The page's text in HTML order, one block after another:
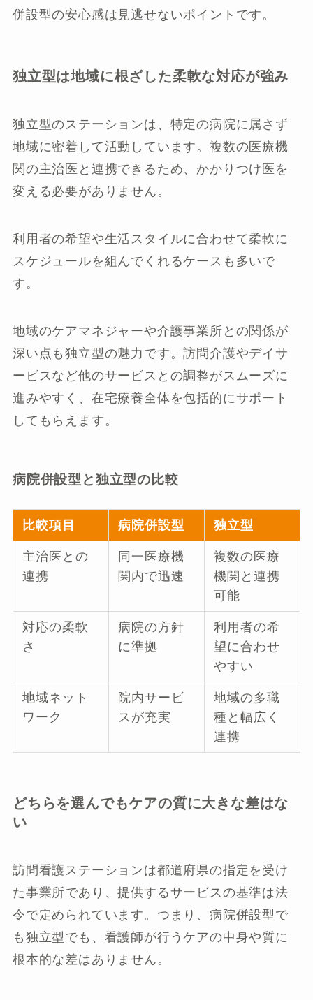
併設型の安心感は見逃せないポイントです。
独立型は地域に根ざした柔軟な対応が強み
独立型のステーションは、特定の病院に属さず
地域に密着して活動しています。複数の医療機
関の主治医と連携できるため、かかりつけ医を
変える必要がありません。
利用者の希望や生活スタイルに合わせて柔軟に
スケジュールを組んでくれるケースも多いで
す。
地域のケアマネジャーや介護事業所との関係が
深い点も独立型の魅力です。訪問介護やデイサ
ービスなど他のサービスとの調整がスムーズに
進みやすく、在宅療養全体を包括的にサポート
してもらえます。
病院併設型と独立型の比較
比較項目 病院併設型 独立型
主治医との
連携
同一医療機
関内で迅速
複数の医療
機関と連携
可能
対応の柔軟
さ
病院の方針
に準拠
利用者の希
望に合わせ
やすい
地域ネット
ワーク
院内サービ
スが充実
地域の多職
種と幅広く
連携
どちらを選んでもケアの質に大きな差はな
い
訪問看護ステーションは都道府県の指定を受け
た事業所であり、提供するサービスの基準は法
令で定められています。つまり、病院併設型で
も独立型でも、看護師が行うケアの中身や質に
根本的な差はありません。